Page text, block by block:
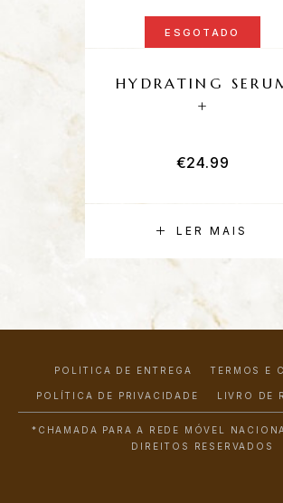
ESGOTADO
LER MAIS
HYDRATING
+
€24.99
POLÍTICA DE ENTREGA TERMOS E
POLÍTICA DE PRIVACIDADE LIVRO DE
*CHAMADA PARA A REDE MÓVEL
DIREITOS RESERVADOS